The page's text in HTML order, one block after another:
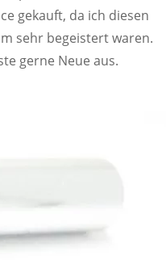
gekauft, da ich diesen
sehr begeistert waren.
gerne Neue aus.